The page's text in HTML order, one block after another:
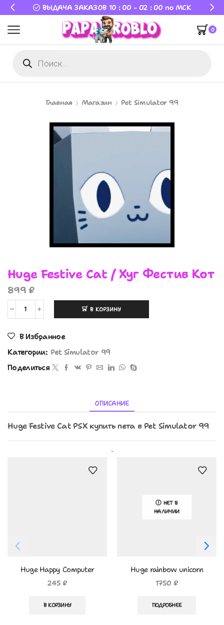
ВЫДАЧА ЗАКАЗОВ 10 : 00 - 02 : 00 по МСК
0
Главная Магазин Pet Simulator 99
Huge Festive Cat / Хуг Фестив Кот
899₽
В КОРЗИНУ
В Избранное
Категории: Pet Simulator 99
Поделиться
ОПИСАНИЕ
Huge Festive Cat PSX купить пета в Pet Simulator 99
Huge Happy Computer
245₽
В КОРЗИНУ
НЕТ В
НАЛИЧИИ
Huge rainbow unicorn
1750₽
ПОДРОБНЕЕ